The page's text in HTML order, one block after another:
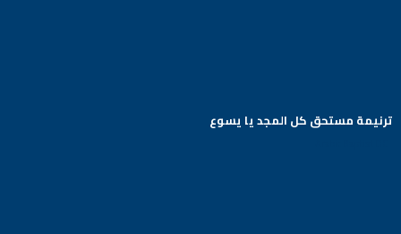
ترنيمة مستحق كل المجد يا يسوع